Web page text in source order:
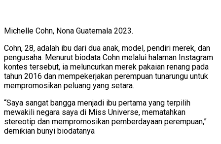
Michelle Cohn, Nona Guatemala 2023.
Cohn, 28, adalah ibu dari dua anak, model, pendiri merek, dan
pengusaha. Menurut biodata Cohn melalui halaman Instagram
kontes tersebut, ia meluncurkan merek pakaian renang pada
tahun 2016 dan mempekerjakan perempuan tunarungu untuk
mempromosikan peluang yang setara.
“Saya sangat bangga menjadi ibu pertama yang terpilih
mewakili negara saya di Miss Universe, mematahkan
stereotip dan mempromosikan pemberdayaan perempuan,”
demikian bunyi biodatanya